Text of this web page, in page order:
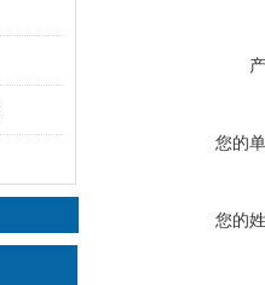
您的
您的